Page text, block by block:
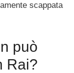
scappata
può
Rai?